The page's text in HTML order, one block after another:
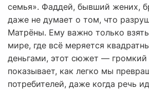
семья». Фаддей, бывший жених,
даже не думает о том, что
Матрёны. Ему важно только
мире, где всё меряется
деньгами, этот сюжет — громкий
показывает, как легко мы
потребителей, даже когда речь